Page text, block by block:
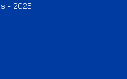
- 2025